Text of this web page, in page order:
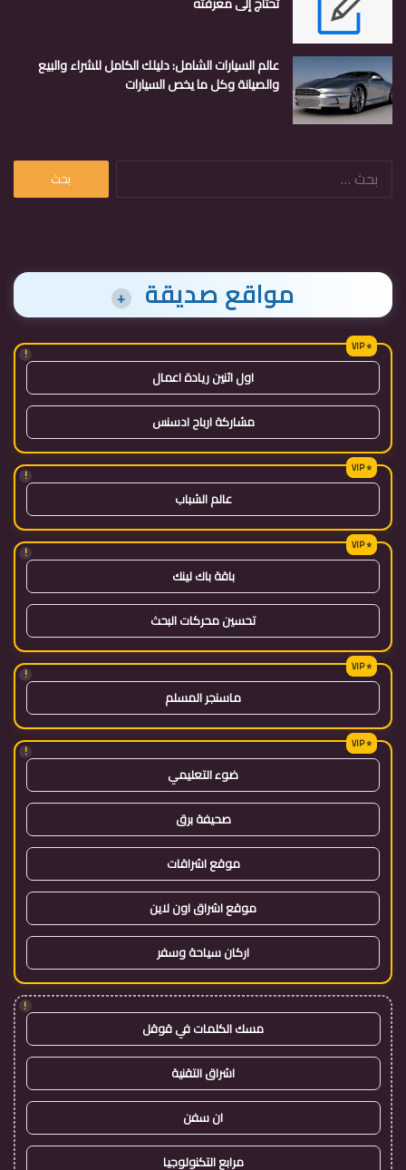
عالم السيارات الشامل: دليلك الكامل للشراء والبيع
والصيانة وكل ما يخص السيارات
البحث
مواقع صديقة +
!
اول اثنين ريادة اعمال
مشاركة ارباح ادسنس
!
عالم الشباب
!
باقة باك لينك
تحسين محركات البحث
!
ماسنجر المسلم
!
ضوء التعليمي
صحيفة برق
موقع اشراقات
موقع اشراق اون لاين
اركان سياحة وسفر
!
مسك الكلمات في قوقل
اشراق التقنية
ان سفن
مرابع التكنولوجيا